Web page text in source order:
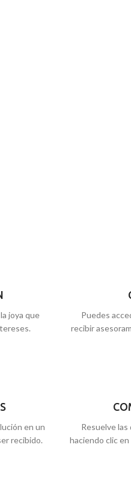
joya que
Puedes
recibir
en un
recibido.
Resuelve
haciendo clic